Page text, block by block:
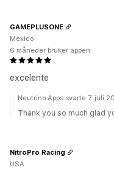
excelente
GAMEPLUSONE
Mexico
6 måneder bruker appen
Neutrino Apps svarte 7. juli
Thank you so much glad
NitroPro Racing
USA